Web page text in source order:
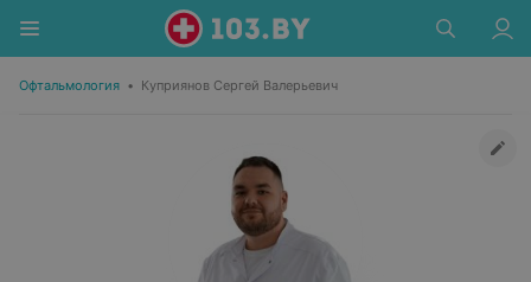
Офтальмология • Куприянов Сергей Валерьевич